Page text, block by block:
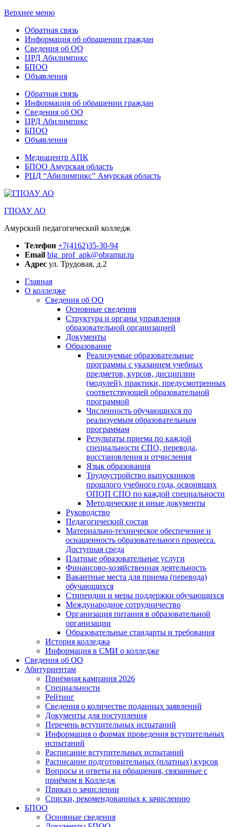
Верхнее меню
Обратная связь
Информация об обращении граждан
Сведения об ОО
ЦРД Абилимпикс
БПОО
Объявления
Обратная связь
Информация об обращении граждан
Сведения об ОО
ЦРД Абилимпикс
БПОО
Объявления
Медиацентр АПК
БПОО Амурская область
РЦД “Абилимпикс” Амурская область
ГПОАУ АО
Амурский педагогический колледж
Телефон +7(4162)35-30-94
Email blg_prof_apk@obramur.ru
Адрес ул. Трудовая, д.2
Главная
О колледже
Сведения об ОО
Основные сведения
Структура и органы управления
образовательной организацией
Документы
Образование
Реализуемые образовательные
программы с указанием учебных
предметов, курсов, дисциплин
(модулей), практики, предусмотренных
соответствующей образовательной
программой
Численность обучающихся по
реализуемым образовательным
программам
Результаты приема по каждой
специальности СПО, перевода,
восстановления и отчисления
Язык образования
Трудоустройство выпускников
прошлого учебного года, освоивших
ОПОП СПО по каждой специальности
Методические и иные документы
Руководство
Педагогический состав
Материально-техническое обеспечение и
оснащенность образовательного процесса.
Доступная среда
Платные образовательные услуги
Финансово-хозяйственная деятельность
Вакантные места для приема (перевода)
обучающихся
Стипендии и меры поддержки обучающихся
Международное сотрудничество
Организация питания в образовательной
организации
Образовательные стандарты и требования
История колледжа
Информация в СМИ о колледже
Сведения об ОО
Абитуриентам
Приёмная кампания 2026
Специальности
Рейтинг
Сведения о количестве поданных заявлений
Документы для поступления
Перечень вступительных испытаний
Информация о формах проведения вступительных
испытаний
Расписание вступительных испытаний
Расписание подготовительных (платных) курсов
Вопросы и ответы на обращения, связанные с
приёмом в Колледж
Приказ о зачислении
Списки, рекомендованных к зачислению
БПОО
Основные сведения